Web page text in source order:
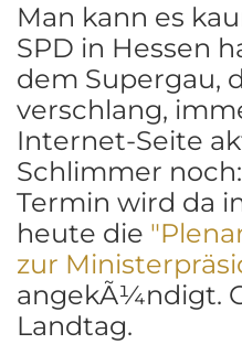
Man kann es
SPD in Hessen
dem Supergau,
verschlang,
Internet-Seite
Schlimmer
Termin wird da
heute die
zur
angekÃ¼ndigt.
Landtag.